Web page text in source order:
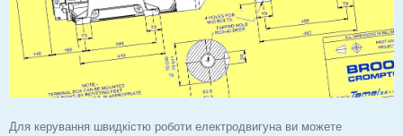
Для керування швидкістю роботи електродвигуна ви можете